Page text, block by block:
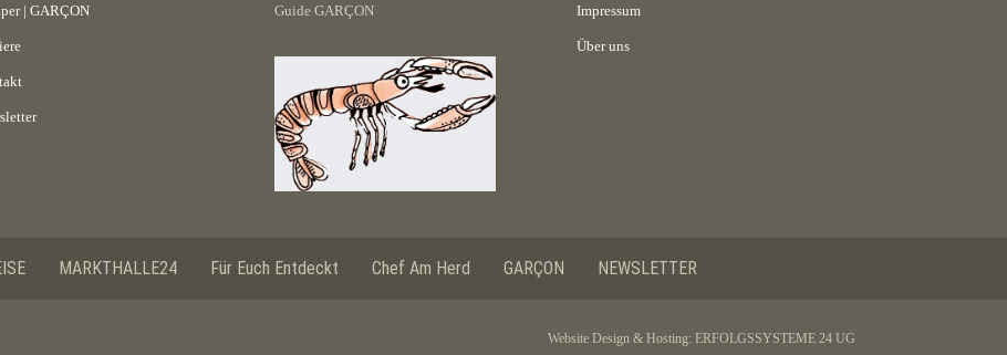
| GARÇON Guide GARÇON Impressum
Über uns
MARKTHALLE24 Für Euch Entdeckt Chef Am Herd GARÇON NEWSLETTER
Website Design & Hosting: ERFOLGSSYSTEME 24 UG